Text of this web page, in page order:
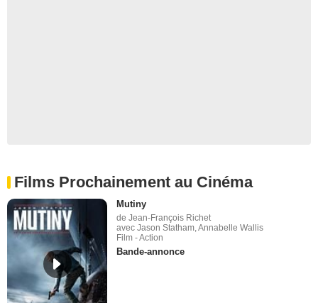
Films Prochainement au Cinéma
Mutiny
de Jean-François Richet
avec Jason Statham, Annabelle Wallis
Film - Action
Bande-annonce